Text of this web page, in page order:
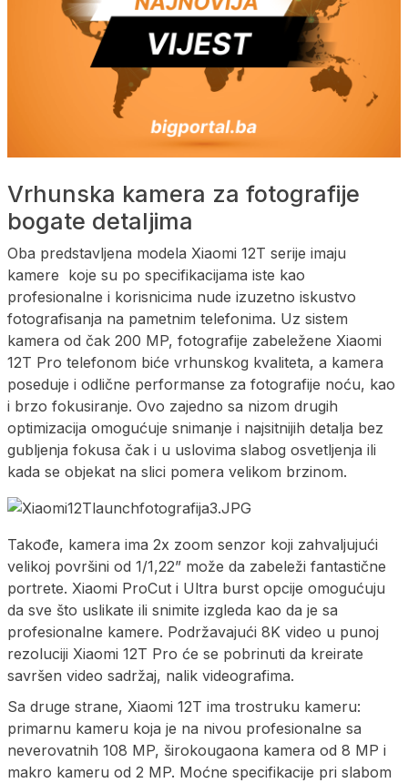
Vrhunska kamera za fotografije
bogate detaljima
Oba predstavljena modela Xiaomi 12T serije imaju
kamere koje su po specifikacijama iste kao
profesionalne i korisnicima nude izuzetno iskustvo
fotografisanja na pametnim telefonima. Uz sistem
kamera od čak 200 MP, fotografije zabeležene Xiaomi
12T Pro telefonom biće vrhunskog kvaliteta, a kamera
poseduje i odlične performanse za fotografije noću, kao
i brzo fokusiranje. Ovo zajedno sa nizom drugih
optimizacija omogućuje snimanje i najsitnijih detalja bez
gubljenja fokusa čak i u uslovima slabog osvetljenja ili
kada se objekat na slici pomera velikom brzinom.
Takođe, kamera ima 2x zoom senzor koji zahvaljujući
velikoj površini od 1/1,22” može da zabeleži fantastične
portrete. Xiaomi ProCut i Ultra burst opcije omogućuju
da sve što uslikate ili snimite izgleda kao da je sa
profesionalne kamere. Podržavajući 8K video u punoj
rezoluciji Xiaomi 12T Pro će se pobrinuti da kreirate
savršen video sadržaj, nalik videografima.
Sa druge strane, Xiaomi 12T ima trostruku kameru:
primarnu kameru koja je na nivou profesionalne sa
neverovatnih 108 MP, širokougaona kamera od 8 MP i
makro kameru od 2 MP. Moćne specifikacije pri slabom